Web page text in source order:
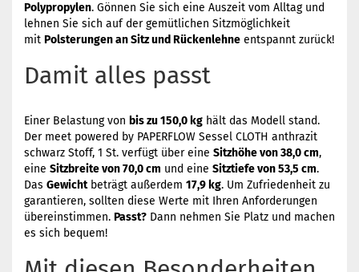
Polypropylen. Gönnen Sie sich eine Auszeit vom Alltag und
lehnen Sie sich auf der gemütlichen Sitzmöglichkeit
mit Polsterungen an Sitz und Rückenlehne entspannt zurück!
Damit alles passt
Einer Belastung von bis zu 150,0 kg hält das Modell stand.
Der meet powered by PAPERFLOW Sessel CLOTH anthrazit
schwarz Stoff, 1 St. verfügt über eine Sitzhöhe von 38,0 cm,
eine Sitzbreite von 70,0 cm und eine Sitztiefe von 53,5 cm.
Das Gewichtbeträgt außerdem 17,9 kg. Um Zufriedenheit zu
garantieren, sollten diese Werte mit Ihren Anforderungen
übereinstimmen. Passt? Dann nehmen Sie Platz und machen
es sich bequem!